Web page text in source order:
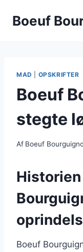
Boeuf
MAD OPSKRIFTER
Boeuf
stegte
Af Boeuf
Boeuf